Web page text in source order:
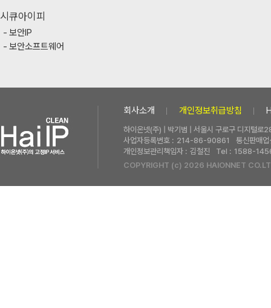
시큐아이피
보안IP
보안소프트웨어
회사소개 개인정보취급방침
하이온넷(주) | 박기범 | 서울시 구로구 디지털
사업자등록번호 : 214-86-90861
통신판매
개인정보관리책임자 : 김철진 Tel : 1588-
COPYRIGHT (c) 2026 HAIONNET